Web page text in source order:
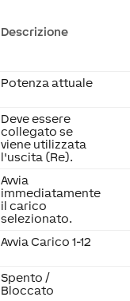
Descrizione
Potenza attuale
Deve essere
collegato se
viene utilizzata
l'uscita (Re).
Avvia
immediatamente
il carico
selezionato.
Avvia Carico 1-12
Spento /
Bloccato